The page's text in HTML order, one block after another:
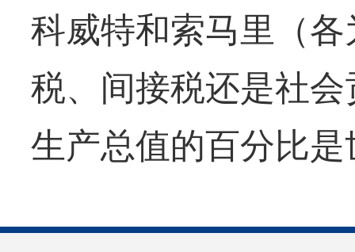
科威特和索马里（
税、间接税还是社
生产总值的百分比